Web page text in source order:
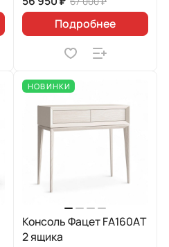
Подробнее
НОВИНКИ
Консоль Фацет FA160АT
2 ящика